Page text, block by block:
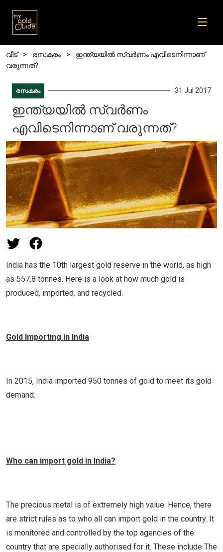
Breadcrumb
വീട് രസകരം
ഇന്ത്യയില്‍ സ്വര്‍ണം എവിടെനിന്നാണ്
വരുന്നത്?
രസകരം 31 Jul 2017
ഇന്ത്യയില്‍ സ്വര്‍ണം
എവിടെനിന്നാണ് വരുന്നത്?
India has the 10th largest gold reserve in the world, as high
as 557.8 tonnes. Here is a look at how much gold is
produced, imported, and recycled.
Gold Importing in India
In 2015, India imported 950 tonnes of gold to meet its gold
demand.
Who can import gold in India?
The precious metal is of extremely high value. Hence, there
are strict rules as to who all can import gold in the country. It
is monitored and controlled by the top agencies of the
country that are specially authorised for it. These include The